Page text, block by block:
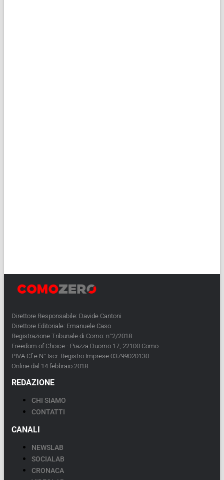
Direttore Responsabile: Davide Cantoni
Direttore Editoriale: Emanuele Caso
Registrazione Tribunale di Como: n°2/2018
Freedom of Choice - Piazza Duomo 17, 22100 Como
PIVA Cf e N° Iscr. Registro Imprese 03799020130
Online dal 14 febbraio 2018
REDAZIONE
CHI SIAMO
CONTATTI
CANALI
NEWSLAB
SOCIALAB
CRONACA